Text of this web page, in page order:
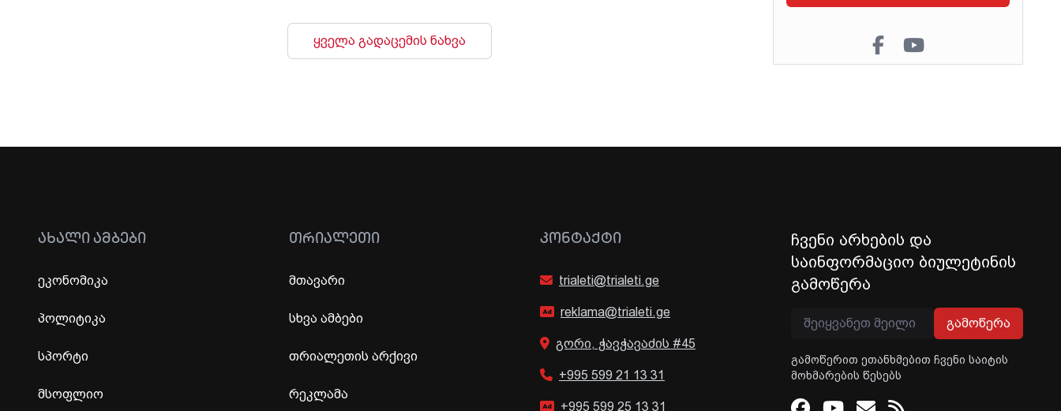
გადაემოწმებინა
ინფორმაცია შესაძლო
გულგრილობისა და
ყველა გადაცემის ნახვა
ᲐᲮᲐᲚᲘ ᲐᲛᲑᲔᲑᲘ
ეკონომიკა
პოლიტიკა
სპორტი
მსოფლიო
ᲗᲠᲘᲐᲚᲔᲗᲘ
მთავარი
სხვა ამბები
თრიალეთის არქივი
რეკლამა
ᲙᲝᲜᲢᲐᲥᲢᲘ
trialeti@trialeti.ge
reklama@trialeti.ge
გორი, ჭავჭავაძის #45
+995 599 21 13 31
+995 599 25 13 31
ჩვენი არხების და
საინფორმაციო ბიულეტინის
გამოწერა
გამოწერა
გამოწერით ეთანხმებით ჩვენი საიტის
მოხმარების წესებს